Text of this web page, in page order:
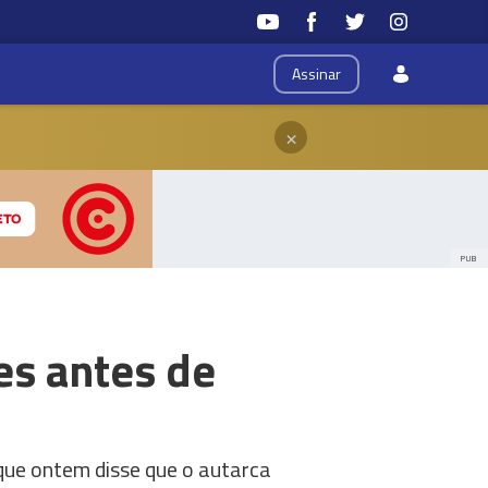
Assinar
×
PUB
antes de
ontem disse que o autarca